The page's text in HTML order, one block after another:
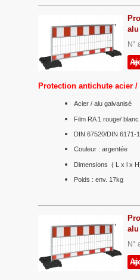
alu
N°
Protection antichute acier
Acier / alu galvanisé
Film RA 1 rouge/ blanc
DIN 67520/DIN 6171-1
Couleur : argentée
Dimensions ( L x l x
Poids : env. 17kg
alu
N°